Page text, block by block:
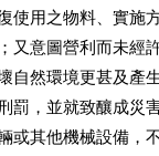
使用之物料、實施
又意圖營利而未經
自然環境更甚及產
罰，並就致釀成災
或其他機械設備，